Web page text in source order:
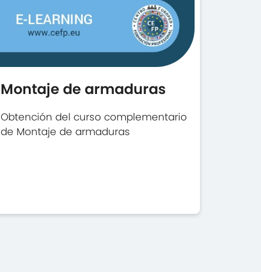
Montaje de armaduras
Obtención del curso complementario
de Montaje de armaduras